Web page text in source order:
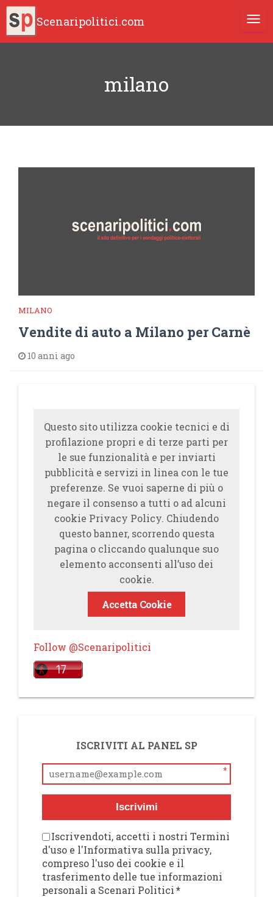
Scenaripolitici.com
milano
MILANO
Vendite di auto a Milano per Carnè
10 anni ago
Questo sito utilizza cookie tecnici e di
profilazione propri e di terze parti per
le sue funzionalità e per inviarti
pubblicità e servizi in linea con le tue
preferenze. Se vuoi saperne di più o
negare il consenso a tutti o ad alcuni
cookie Privacy Policy. Chiudendo
questo banner, scorrendo questa
pagina o cliccando qualunque suo
elemento acconsenti all’uso dei
cookie.
Accetta Cookie
Follow @Scenaripolitici
ISCRIVITI AL PANEL SP
*
Iscrivimi
Iscrivendoti, accetti i nostri Termini
d'uso e l'Informativa sulla privacy,
compreso l'uso dei cookie e il
trasferimento delle tue informazioni
personali a Scenari Politici*